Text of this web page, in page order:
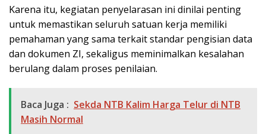
Karena itu, kegiatan penyelarasan ini dinilai penting
untuk memastikan seluruh satuan kerja memiliki
pemahaman yang sama terkait standar pengisian data
dan dokumen ZI, sekaligus meminimalkan kesalahan
berulang dalam proses penilaian.
Baca Juga : Sekda NTB Kalim Harga Telur di NTB
Masih Normal